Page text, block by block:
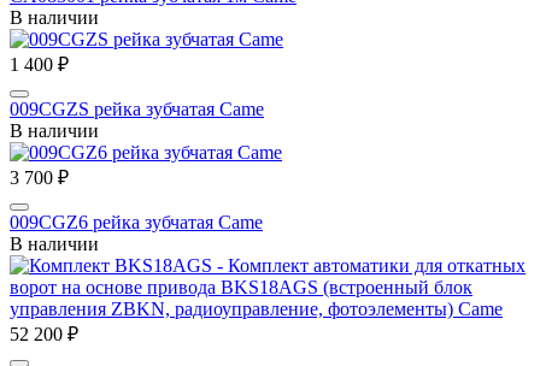
В наличии
1 400 ₽
009CGZS рейка зубчатая Сame
В наличии
3 700 ₽
009CGZ6 рейка зубчатая Сame
В наличии
52 200 ₽